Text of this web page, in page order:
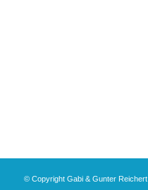
© Copyright Gabi & Gunter Reichert